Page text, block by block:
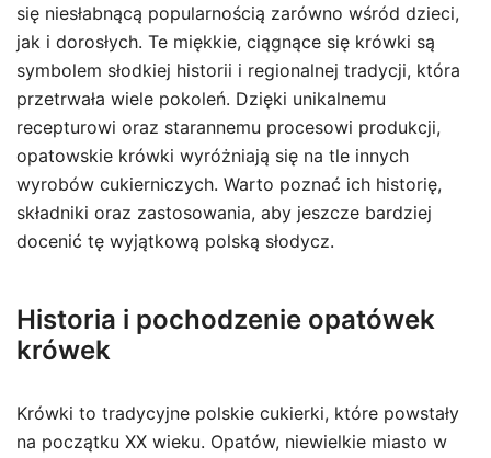
się niesłabnącą popularnością zarówno wśród dzieci,
jak i dorosłych. Te miękkie, ciągnące się krówki są
symbolem słodkiej historii i regionalnej tradycji, która
przetrwała wiele pokoleń. Dzięki unikalnemu
recepturowi oraz starannemu procesowi produkcji,
opatowskie krówki wyróżniają się na tle innych
wyrobów cukierniczych. Warto poznać ich historię,
składniki oraz zastosowania, aby jeszcze bardziej
docenić tę wyjątkową polską słodycz.
Historia i pochodzenie opatówek
krówek
Krówki to tradycyjne polskie cukierki, które powstały
na początku XX wieku. Opatów, niewielkie miasto w